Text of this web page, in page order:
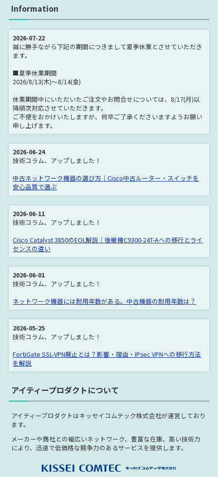
Cisco ISR 800 Series
Cisco ISR1800 Series
Cisco ISR1900 Series
Cisco ISR2900 Series
Cisco ISR3800 Series
Cisco ISR3900 Series
Cisco ISR800M Series
Cisco ISR 900 Series
Cisco 7200 Series
Cisco 7300 Series
Cisco 7600 Series
Catalyst 2960 Series
Catalyst 2960LAN Lite
Catalyst 2960LAN Base
Catalyst 2960-SF Series
Catalyst 2970 Series
Catalyst 3560V2 Series
Catalyst 3560E Series
Catalyst 3560CX Series
Catalyst 3650 Series
Catalyst 3750 Series
Catalyst 3750V2 Series
Catalyst 3750E Series
Catalyst 3750G Series
Catalyst 3850 Series
Cisco IE3000 Series
Catalyst 4500E Module
Catalyst 4500X Series
Catalyst 4900 Series
Catalyst 6500E Module
Catalyst 6800 Series
Cisco ASR Series
Cisco ASR 1000 シリーズ
Cisco ASR 9000 シリーズ
Cisco ASR Module
Cisco ASR Processor
Cisco ASA 5500 Series
Cisco ASA5500X Series
Cisco ASA5505 Series
Cisco ASA5506 Series
Cisco ASA5508 Series
Information
2026-07-22
誠に勝手ながら下記の期間につきまして夏季休業とさせていただき
ます。
■夏季休業期間
2026/8/13(木)～8/14(金)
休業期間中にいただいたご注文やお問合せについては、8/17(月)以
降順次対応させていただきます。
ご不便をおかけいたしますが、何卒ご了承くださいますようお願い
申し上げます。
2026-06-24
技術コラム、アップしました！
中古ネットワーク機器の選び方｜Cisco中古ルーター・スイッチを
安心品質で選ぶ
2026-06-11
技術コラム、アップしました！
Cisco Catalyst 3850のEOL解説｜後継機C9300-24T-Aへの移行とライ
センスの違い
2026-06-01
技術コラム、アップしました！
ネットワーク機器には耐用年数がある。中古機器の耐用年数は？
2026-05-25
技術コラム、アップしました！
FortiGate SSL-VPN廃止とは？影響・理由・IPsec VPNへの移行方法
を解説
アイティープロダクトについて
アイティープロダクトはキッセイコムテック株式会社が運営しており
ます。
メーカーや商社との幅広いネットワーク、豊富な在庫、高い技術力
により、迅速で低価格な競争力のあるサービスを提供します。